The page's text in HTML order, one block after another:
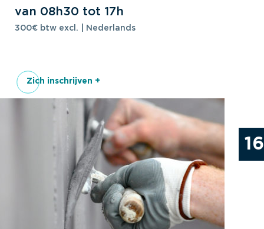
16
van 08h30 tot 17h
300€ btw excl. | Nederlands
Zich inschrijven +